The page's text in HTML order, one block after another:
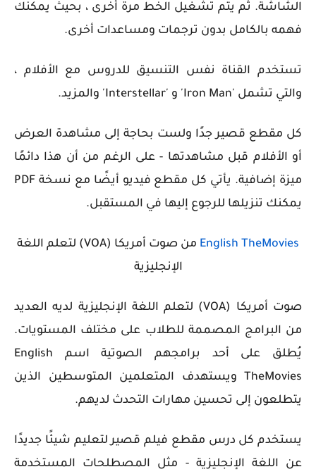
الشاشة. ثم يتم تشغيل الخط مرة أخرى ، بحيث يمكنك
فهمه بالكامل بدون ترجمات ومساعدات أخرى.
تستخدم القناة نفس التنسيق للدروس مع الأفلام ،
والتي تشمل 'Iron Man' و 'Interstellar' والمزيد.
كل مقطع قصير جدًا ولست بحاجة إلى مشاهدة العرض
أو الأفلام قبل مشاهدتها - على الرغم من أن هذا دائمًا
ميزة إضافية. يأتي كل مقطع فيديو أيضًا مع نسخة PDF
يمكنك تنزيلها للرجوع إليها في المستقبل.
English TheMovies
من صوت أمريكا (VOA) لتعلم اللغة
الإنجليزية
صوت أمريكا (VOA) لتعلم اللغة الإنجليزية لديه العديد
من البرامج المصممة للطلاب على مختلف المستويات.
يُطلق على أحد برامجهم الصوتية اسم English
TheMovies ويستهدف المتعلمين المتوسطين الذين
يتطلعون إلى تحسين مهارات التحدث لديهم.
يستخدم كل درس مقطع فيلم قصير لتعليم شيئًا جديدًا
عن اللغة الإنجليزية - مثل المصطلحات المستخدمة